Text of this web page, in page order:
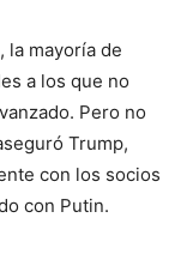
la mayoría de
a los que no
Pero no
Trump,
con los socios
con Putin.